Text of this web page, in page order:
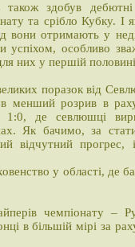
також здобув
та срібло Кубку.
вони отримають у
успіхом, особливо
них у першій
поразок від
менший розрив в
1:0, де севлюшці
Як бачимо, за
відчутний
у області, де
чемпіонату –
в більшій мірі за